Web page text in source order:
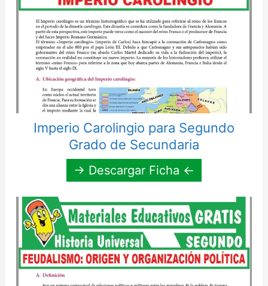
Imperio Carolingio para Segundo
Grado de Secundaria
→ Descargar Ficha ←